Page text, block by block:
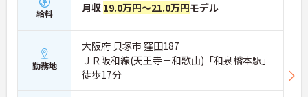
給料 月収 19.0万円～21.0万円モデル
勤務地
大阪府 貝塚市 窪田187
ＪＲ阪和線(天王寺－和歌山)「和泉橋本駅」
徒歩17分